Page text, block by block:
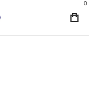
0